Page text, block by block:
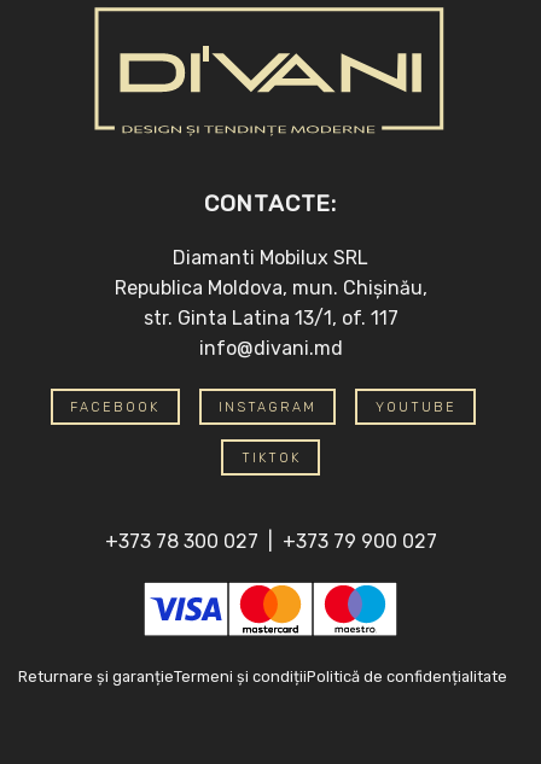
CONTACTE:
Diamanti Mobilux SRL
Republica Moldova, mun. Chișinău,
str. Ginta Latina 13/1, of. 117
info@divani.md
FACEBOOK INSTAGRAM YOUTUBE
TIKTOK
+373 78 300 027 +373 79 900 027
Returnare și garanțieTermeni și condițiiPolitică de confidențialitate